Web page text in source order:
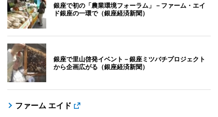
銀座で初の「農業環境フォーラム」－ファーム・エイ
ド銀座の一環で（銀座経済新聞）
銀座で里山啓発イベント－銀座ミツバチプロジェクト
から企画広がる（銀座経済新聞）
ファーム エイド